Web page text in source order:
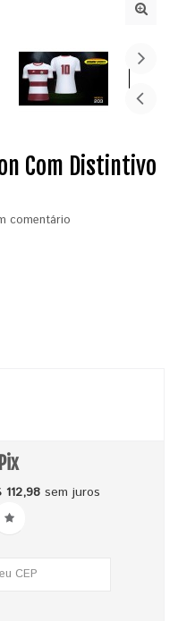
Com Distintivo
comentário
112,98 sem juros